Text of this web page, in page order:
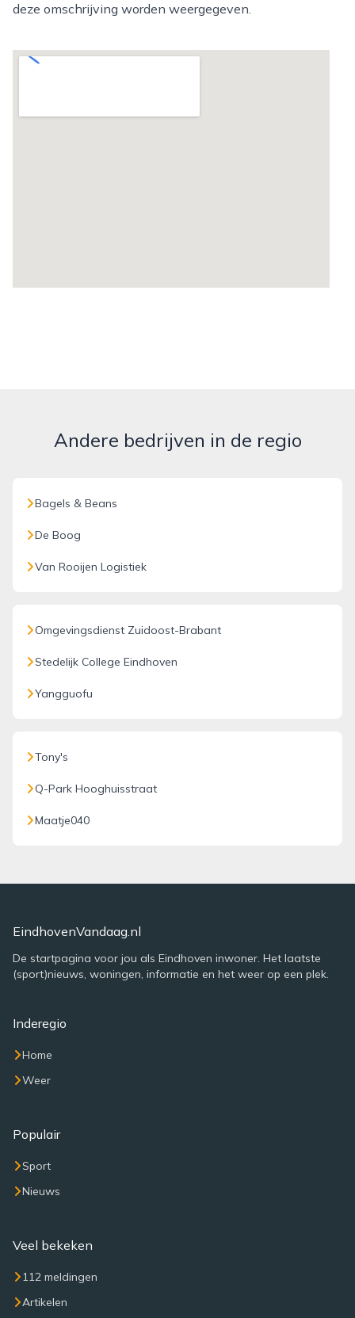
deze omschrijving worden weergegeven.
Andere bedrijven in de regio
Bagels & Beans
De Boog
Van Rooijen Logistiek
Omgevingsdienst Zuidoost-Brabant
Stedelijk College Eindhoven
Yangguofu
Tony's
Q-Park Hooghuisstraat
Maatje040
EindhovenVandaag.nl
De startpagina voor jou als Eindhoven inwoner. Het laatste
(sport)nieuws, woningen, informatie en het weer op een plek.
Inderegio
Home
Weer
Populair
Sport
Nieuws
Veel bekeken
112 meldingen
Artikelen